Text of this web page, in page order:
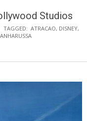
Studios
TAGGED: ATRACAO, DISNEY,